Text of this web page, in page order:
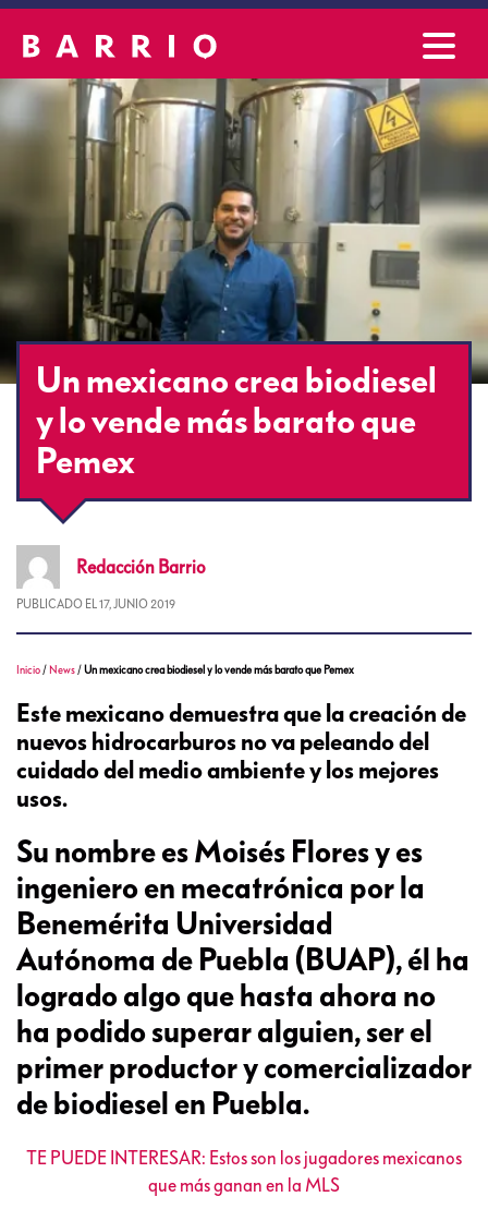
Un mexicano crea biodiesel
y lo vende más barato que
Pemex
Redacción Barrio
PUBLICADO EL 17, JUNIO 2019
Inicio / News /Un mexicano crea biodiesel y lo vende más barato que Pemex
Este mexicano demuestra que la creación de
nuevos hidrocarburos no va peleando del
cuidado del medio ambiente y los mejores
usos.
Su nombre es Moisés Flores y es
ingeniero en mecatrónica por la
Benemérita Universidad
Autónoma de Puebla (BUAP), él ha
logrado algo que hasta ahora no
ha podido superar alguien, ser el
primer productor y comercializador
de biodiesel en Puebla.
TE PUEDE INTERESAR: Estos son los jugadores mexicanos
que más ganan en la MLS